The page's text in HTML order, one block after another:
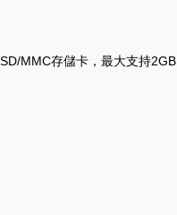
MMC存儲卡，最大支持2GB